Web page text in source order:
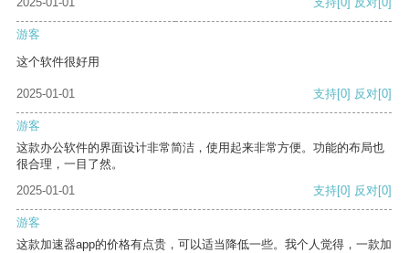
游客
这个软件很好用
2025-01-01 支持[0] 反对[0]
游客
这款办公软件的界面设计非常简洁，使用起来非常方便。功能的布局也
很合理，一目了然。
2025-01-01
支持[0] 反对[0]
游客
这款加速器app的价格有点贵，可以适当降低一些。我个人觉得，一款加